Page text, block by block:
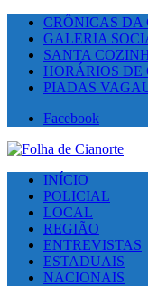
CRÔNICAS DA
GALERIA
SANTA
HORÁRIOS DE
PIADAS
Facebook
INÍCIO
POLICIAL
LOCAL
REGIÃO
ENTREVISTAS
ESTADUAIS
NACIONAIS